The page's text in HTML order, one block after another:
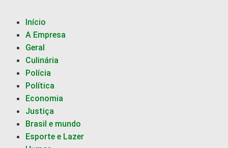
Início
A Empresa
Geral
Culinária
Polícia
Política
Economia
Justiça
Brasil e mundo
Esporte e Lazer